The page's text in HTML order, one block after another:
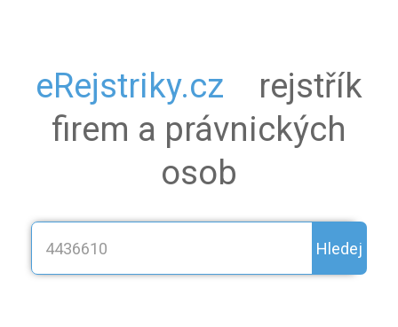
eRejstriky.cz
rejstřík
firem a právnických
osob
Hledej